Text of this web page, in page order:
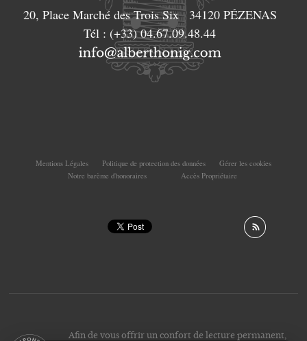
20, Place Marché des Trois Six 34120 PÉZENAS
Tél : (+33) 04.67.09.48.44
Mentions Légales Politique de protection des données
Gérer les cookies
Notre barème d'honoraires
Accès Propriétaire
Afin de vous offrir un confort de lecture permanent,